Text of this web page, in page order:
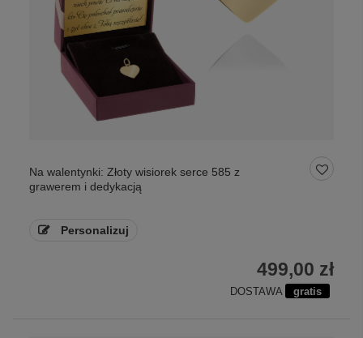
Na walentynki: Złoty wisiorek serce 585 z
grawerem i dedykacją
Personalizuj
499,00 zł
DOSTAWA gratis